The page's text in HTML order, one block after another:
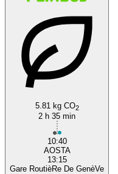
5.81 kg CO2
2 h 35 min
10:40
AOSTA
13:15
Gare RoutièRe De GenèVe